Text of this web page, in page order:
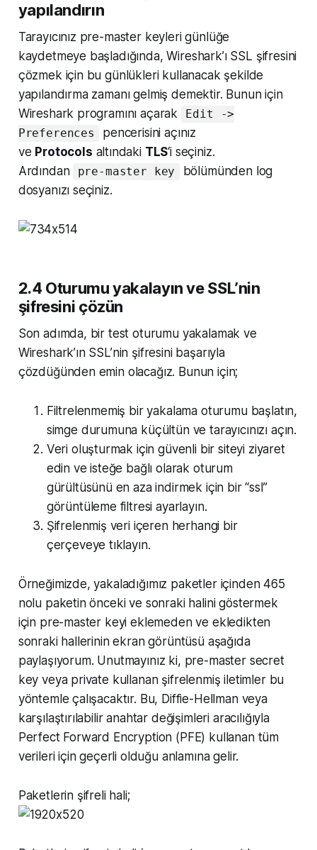
yapılandırın
Tarayıcınız pre-master keyleri günlüğe
kaydetmeye başladığında, Wireshark’ı SSL şifresini
çözmek için bu günlükleri kullanacak şekilde
yapılandırma zamanı gelmiş demektir. Bunun için
Wireshark programını açarak
Edit ->
Preferences
pencerisini açınız
ve Protocols altındaki TLS‘i seçiniz.
Ardından
pre-master key
bölümünden log
dosyanızı seçiniz.
2.4 Oturumu yakalayın ve SSL’nin
şifresini çözün
Son adımda, bir test oturumu yakalamak ve
Wireshark’ın SSL’nin şifresini başarıyla
çözdüğünden emin olacağız. Bunun için;
Filtrelenmemiş bir yakalama oturumu başlatın,
simge durumuna küçültün ve tarayıcınızı açın.
Veri oluşturmak için güvenli bir siteyi ziyaret
edin ve isteğe bağlı olarak oturum
gürültüsünü en aza indirmek için bir “ssl”
görüntüleme filtresi ayarlayın.
Şifrelenmiş veri içeren herhangi bir
çerçeveye tıklayın.
Örneğimizde, yakaladığımız paketler içinden 465
nolu paketin önceki ve sonraki halini göstermek
için pre-master keyi eklemeden ve ekledikten
sonraki hallerinin ekran görüntüsü aşağıda
paylaşıyorum. Unutmayınız ki, pre-master secret
key veya private kullanan şifrelenmiş iletimler bu
yöntemle çalışacaktır. Bu, Diffie-Hellman veya
karşılaştırılabilir anahtar değişimleri aracılığıyla
Perfect Forward Encryption (PFE) kullanan tüm
verileri için geçerli olduğu anlamına gelir.
Paketlerin şifreli hali;